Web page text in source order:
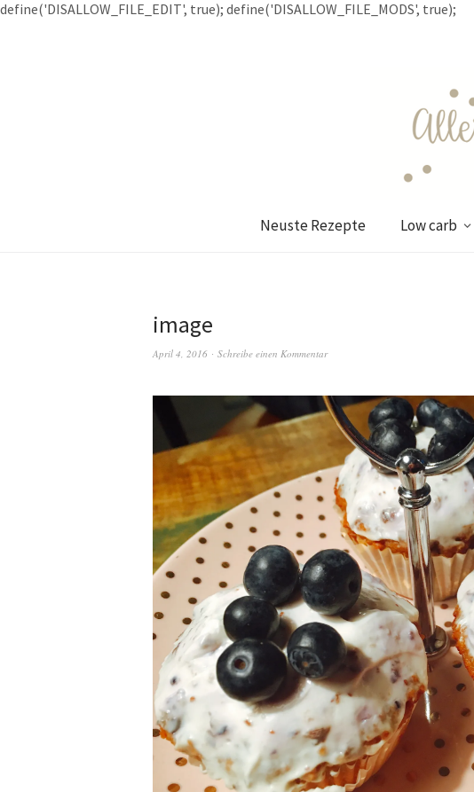
define('DISALLOW_FILE_EDIT', true); define('DISALLOW_FILE_MODS', true);
Neuste Rezepte Low carb
image
April 4, 2016 Schreibe einen Kommentar